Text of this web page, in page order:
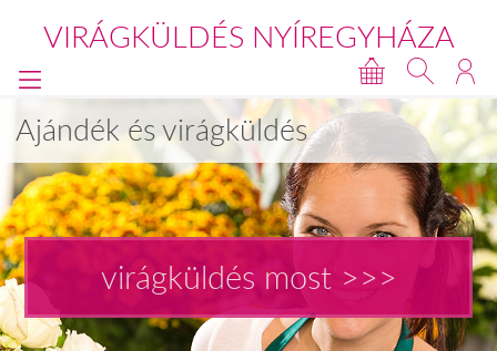
VIRÁGKÜLDÉS NYÍREGYHÁZA
Ajándék és virágküldés
virágküldés most >>>